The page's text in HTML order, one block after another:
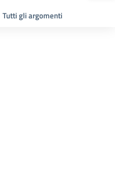
Tutti gli argomenti